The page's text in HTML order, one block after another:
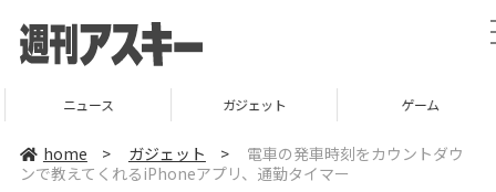
ニュース ガジェット ゲーム
home > ガジェット >
電車の発車時刻をカウントダウ
ンで教えてくれるiPhoneアプリ、通勤タイマー